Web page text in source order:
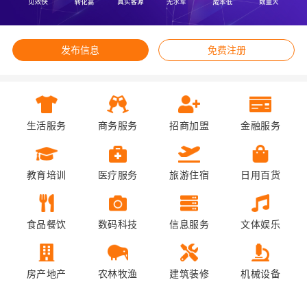
发布信息 免费注册
生活服务 商务服务 招商加盟 金融服务
教育培训 医疗服务 旅游住宿 日用百货
食品餐饮 数码科技 信息服务 文体娱乐
房产地产 农林牧渔 建筑装修 机械设备